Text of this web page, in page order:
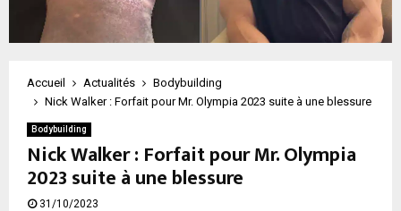
Accueil Actualités
Bodybuilding
Nick Walker : Forfait pour Mr. Olympia 2023 suite à une blessure
Bodybuilding
Nick Walker : Forfait pour Mr. Olympia
2023 suite à une blessure
31/10/2023